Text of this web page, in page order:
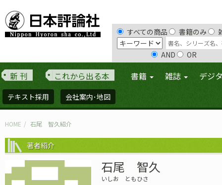
すべての商品 書籍のみ
AND OR
新 刊 これから出る本 書籍 雑誌 デジ
テキスト採用 会社案内･地図
HOME 石尾 智久紹介
著者紹介
石尾 智久
いしお ともひさ